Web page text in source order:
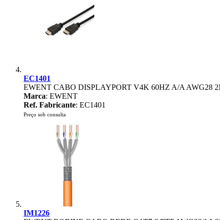
EC1401
EWENT CABO DISPLAYPORT V4K 60HZ A/A AWG28
Marca: EWENT
Ref. Fabricante: EC1401
Preço sob consulta
IM1226